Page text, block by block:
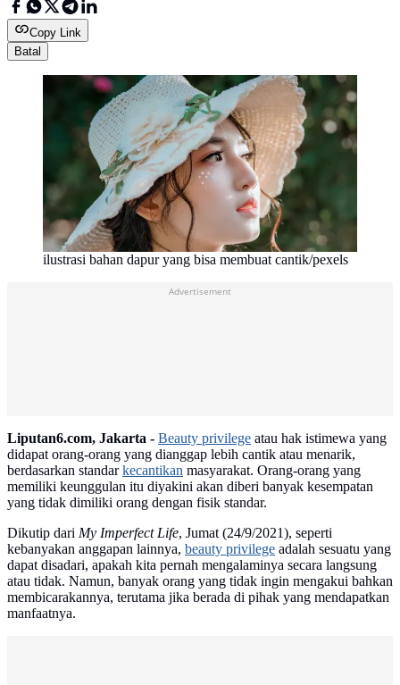
Copy Link
Batal
ilustrasi bahan dapur yang bisa membuat cantik/pexels
Advertisement
Liputan6.com, Jakarta - Beauty privilege atau hak istimewa yang
didapat orang-orang yang dianggap lebih cantik atau menarik,
berdasarkan standarkecantikan masyarakat. Orang-orang yang
memiliki keunggulan itu diyakini akan diberi banyak kesempatan
yang tidak dimiliki orang dengan fisik standar.
Dikutip dari My Imperfect Life, Jumat (24/9/2021), seperti
kebanyakan anggapan lainnya, beauty privilege adalah sesuatu yang
dapat disadari, apakah kita pernah mengalaminya secara langsung
atau tidak. Namun, banyak orang yang tidak ingin mengakui bahkan
membicarakannya, terutama jika berada di pihak yang mendapatkan
manfaatnya.